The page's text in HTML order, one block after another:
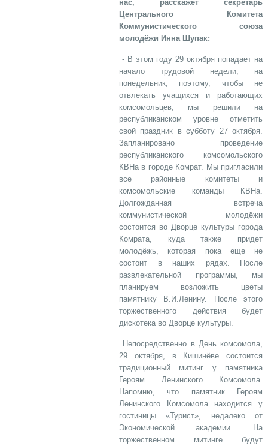
нас, расскажет секретарь
Центрального Комитета
Коммунистического союза
молодёжи Инна Шупак:
- В этом году 29 октября попадает на
начало трудовой недели, на
понедельник, поэтому, чтобы не
отвлекать учащихся и работающих
комсомольцев, мы решили на
республиканском уровне отметить
свой праздник в субботу 27 октября.
Запланировано проведение
республиканского комсомольского
КВНа в городе Комрат. Мы пригласили
все районные комитеты и
комсомольские команды КВНа.
Долгожданная встреча
коммунистической молодёжи
состоится во Дворце культуры города
Комрата, куда также придет
молодёжь, которая пока еще не
состоит в наших рядах. После
развлекательной программы, мы
планируем возложить цветы
памятнику В.И.Ленину. После этого
торжественного действия будет
дискотека во Дворце культуры.
Непосредственно в День комсомола,
29 октября, в Кишинёве состоится
традиционный митинг у памятника
Героям Ленинского Комсомола.
Напомню, что памятник Героям
Ленинского Комсомола находится у
гостиницы «Турист», недалеко от
Экономической академии. На
торжественном митинге будут